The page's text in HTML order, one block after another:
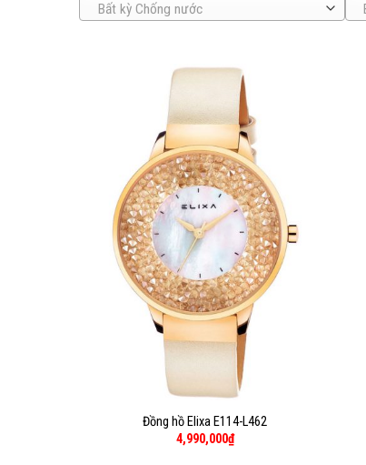
Bất kỳ Chống nước
Đồng hồ Elixa E114-L462
4,990,000₫